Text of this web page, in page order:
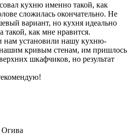
кухню именно такой, как
сложилась окончательно. Не
вариант, но кухня идеально
такой, как мне нравится.
нам установили нашу кухню-
нашим кривым стенам, им пришлось
шкафчиков, но результат
Огива